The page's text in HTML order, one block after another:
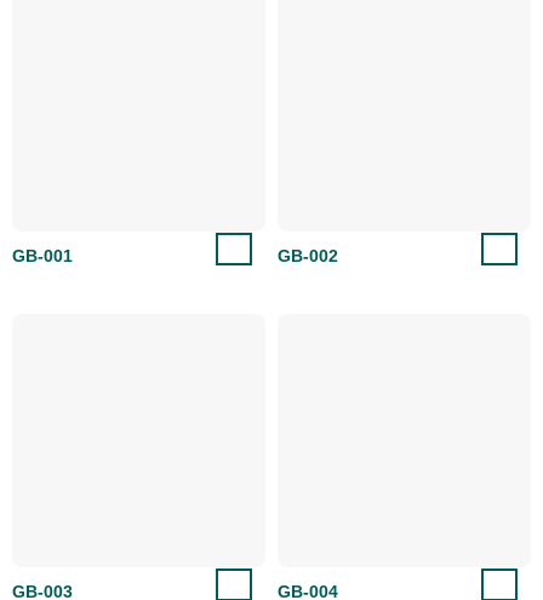
GB-001 GB-002
GB-003 GB-004